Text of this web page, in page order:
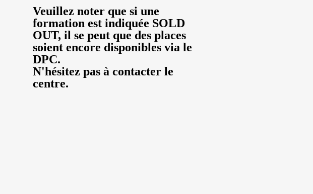
Veuillez noter que si une
formation est indiquée SOLD
OUT, il se peut que des places
soient encore disponibles via le
DPC.
N'hésitez pas à contacter le
centre.